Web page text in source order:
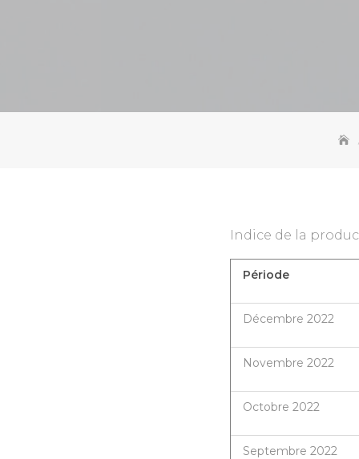
Indice de la
Période
Décembre 2022
Novembre 2022
Octobre 2022
Septembre 2022